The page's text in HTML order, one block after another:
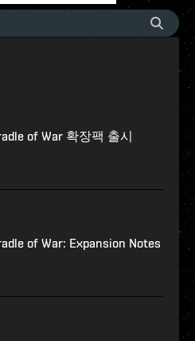
of War 확장팩 출시
of War: Expansion Notes